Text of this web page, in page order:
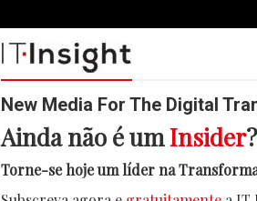
New Media For The Digital
Ainda não é umInsider?
Torne-se hoje um líder na